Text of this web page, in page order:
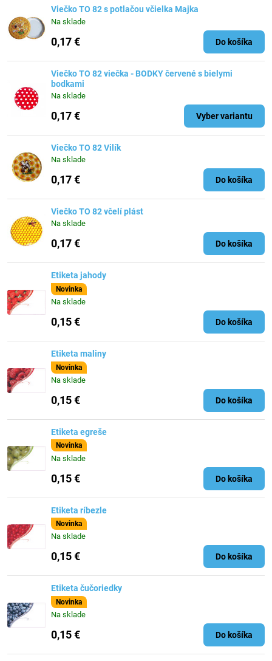
Viečko TO 82 s potlačou včielka Majka
Na sklade
0,17 € Do košíka
Viečko TO 82 viečka - BODKY červené s bielymi
bodkami
Na sklade
0,17 € Vyber variantu
Viečko TO 82 Vilík
Na sklade
0,17 € Do košíka
Viečko TO 82 včelí plást
Na sklade
0,17 € Do košíka
Etiketa jahody
Novinka
Na sklade
0,15 € Do košíka
Etiketa maliny
Novinka
Na sklade
0,15 € Do košíka
Etiketa egreše
Novinka
Na sklade
0,15 € Do košíka
Etiketa ríbezle
Novinka
Na sklade
0,15 € Do košíka
Etiketa čučoriedky
Novinka
Na sklade
0,15 € Do košíka